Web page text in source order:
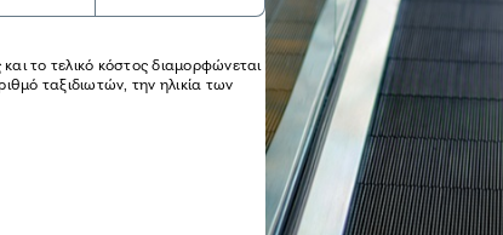
και το τελικό κόστος διαμορφώνεται
ταξιδιωτών, την ηλικία των